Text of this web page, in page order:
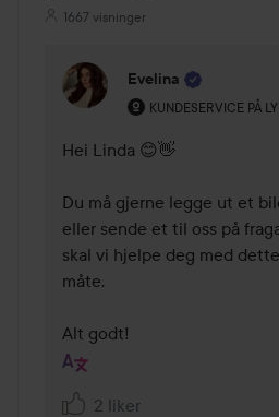
1667 visninger
Evelina
KUNDESERVICE PÅ
Brukerens rolle:
Hei Linda 😊👋
Du må gjerne legge ut et
eller sende et til oss på
skal vi hjelpe deg med
måte.
Alt godt!
2 liker